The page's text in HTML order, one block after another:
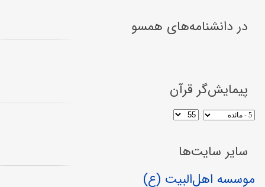
در دانشنامه‌های همسو
پیمایش‌گر قرآن
سایر سایت‌ها
موسسه اهل‌البیت (ع)